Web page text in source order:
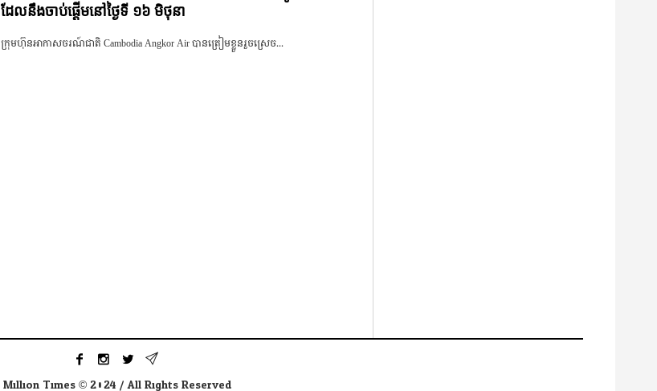
ដែលនឹងចាប់ផ្ដើមនៅថ្ងៃទី ១៦ មិថុនា
ក្រុមហ៊ុនអាកាសចរណ៍ជាតិ Cambodia Angkor Air ​បានត្រៀមខ្លួនរួចស្រេច...
Million Times © 2024 / All Rights Reserved